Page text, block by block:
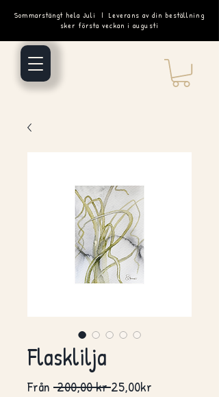
Sommarstängt hela Juli | Leverans av din beställning
sker första veckan i augusti
Flasklilja
Från 200,00 kr Ordinarie
25,00kr